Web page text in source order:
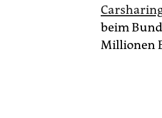
beim
Millionen